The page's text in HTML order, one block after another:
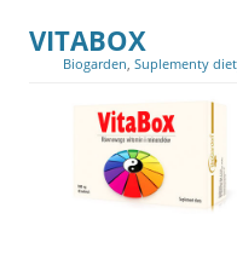
VITABOX
Biogarden Suplementy